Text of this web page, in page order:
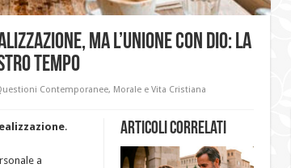
ma l’unione con Dio: la
tempo
Contemporanee, Morale e Vita Cristiana
Articoli correlati
.
a